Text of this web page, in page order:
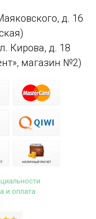
д. 16
Кирова, д. 18
магазин №2)
и оплата